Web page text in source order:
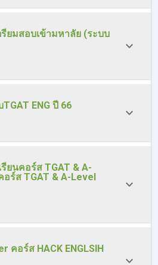
ยมสอบเข้ามหาลัย (ระบบ
ENG ปี 66
ยนคอร์ส TGAT & A-
ร์ส TGAT & A-Level
คอร์ส HACK ENGLSIH